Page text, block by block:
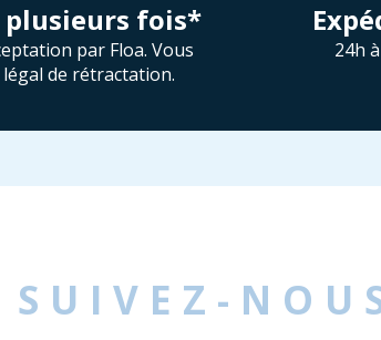
plusieurs fois*
par Floa. Vous
de rétractation.
24h
SUIVEZ-